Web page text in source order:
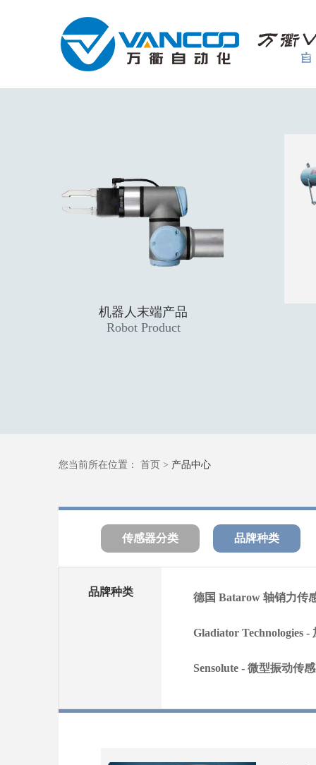
机器人末端产品
Robot Product
您当前所在位置： 首页 > 产品中心
传感器分类 品牌种类
品牌种类 德国 Batarow 轴销力传
Gladiator Technologies
Sensolute - 微型振动传